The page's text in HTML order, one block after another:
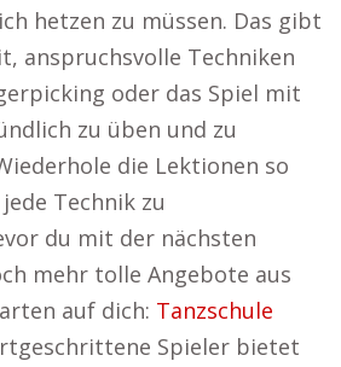
hetzen zu müssen. Das gibt
anspruchsvolle Techniken
oder das Spiel mit
zu üben und zu
die Lektionen so
Technik zu
du mit der nächsten
mehr tolle Angebote aus
auf dich: Tanzschule
Spieler bietet